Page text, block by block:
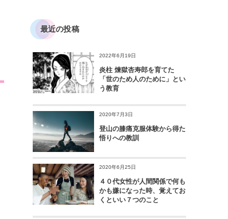
最近の投稿
2022年6月19日
炎柱 煉獄杏寿郎を育てた
「世のため人のために」とい
う教育
2020年7月3日
登山の膝痛克服体験から得た
悟りへの教訓
2020年6月25日
４０代女性が人間関係で何も
かも嫌になった時、覚えてお
くといい７つのこと